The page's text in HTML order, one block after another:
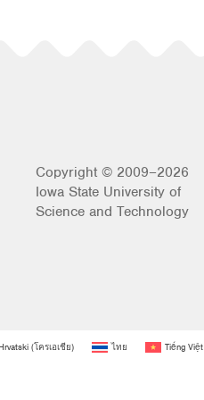
Copyright © 2009–2026
Iowa State University of
Science and Technology
(โครเอเชีย) ไทย Tiếng Việt